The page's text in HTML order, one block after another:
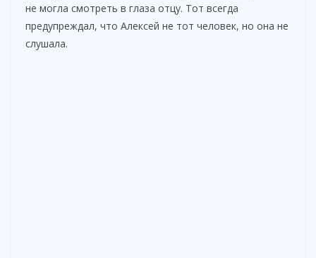
не могла смотреть в глаза отцу. Тот всегда
предупреждал, что Алексей не тот человек, но она не
слушала.